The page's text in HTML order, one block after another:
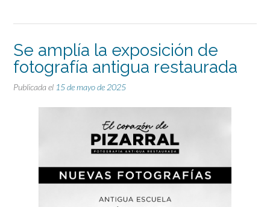
Se amplía la exposición de
fotografía antigua restaurada
Publicada el 15 de mayo de 2025